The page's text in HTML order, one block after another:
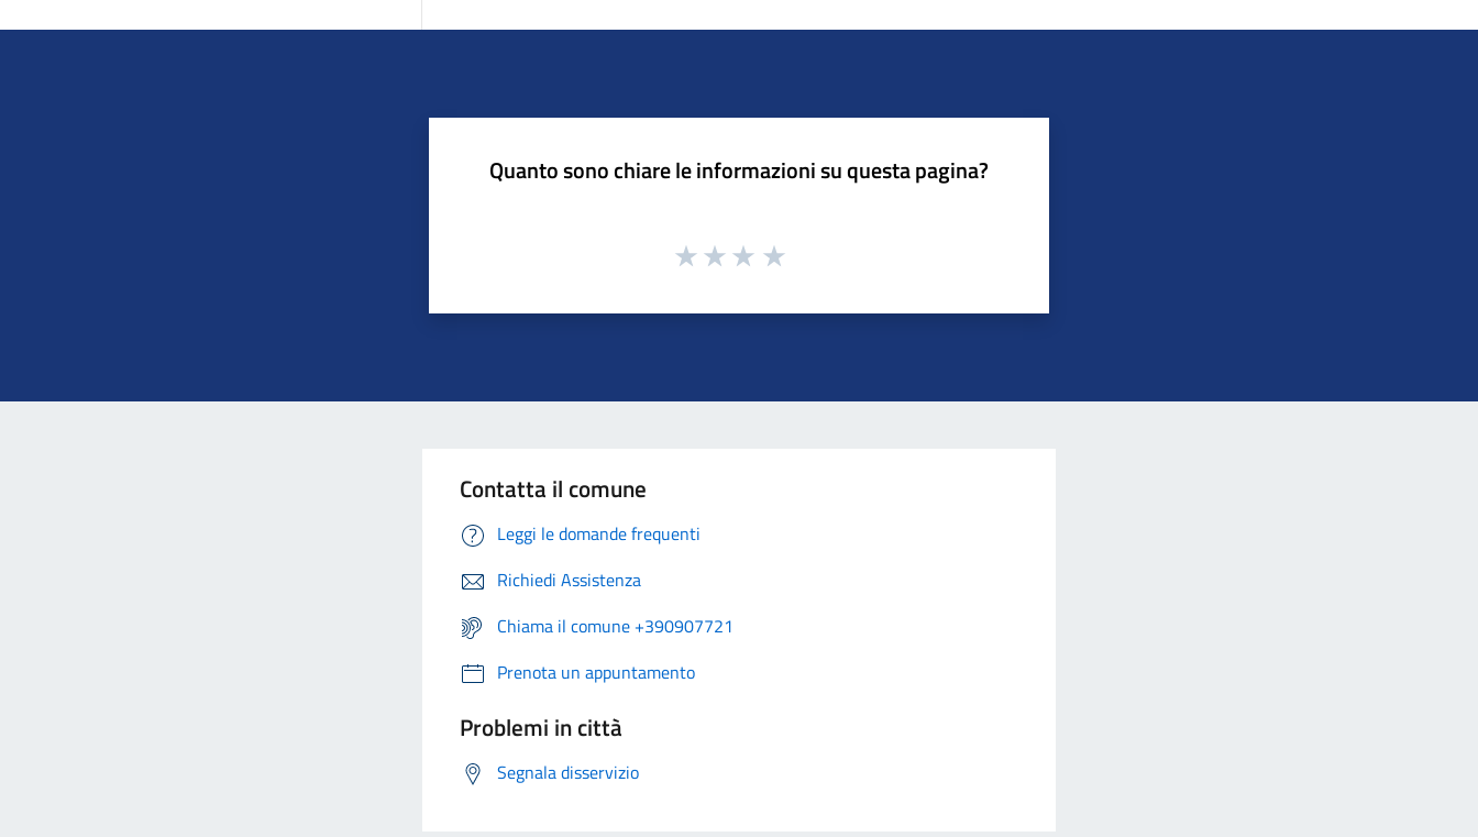
Quanto sono chiare le informazioni su questa pagina?
Contatta il comune
Leggi le domande frequenti
Richiedi Assistenza
Chiama il comune +390907721
Prenota un appuntamento
Problemi in città
Segnala disservizio